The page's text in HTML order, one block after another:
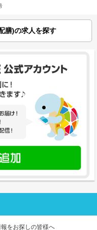
膳)の求人を探す
をお探しの皆様へ